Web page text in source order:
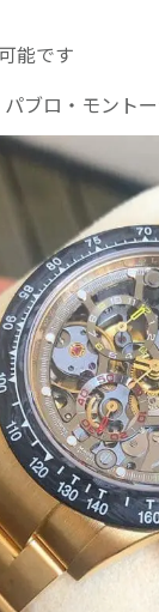
能です
パブロ・モント